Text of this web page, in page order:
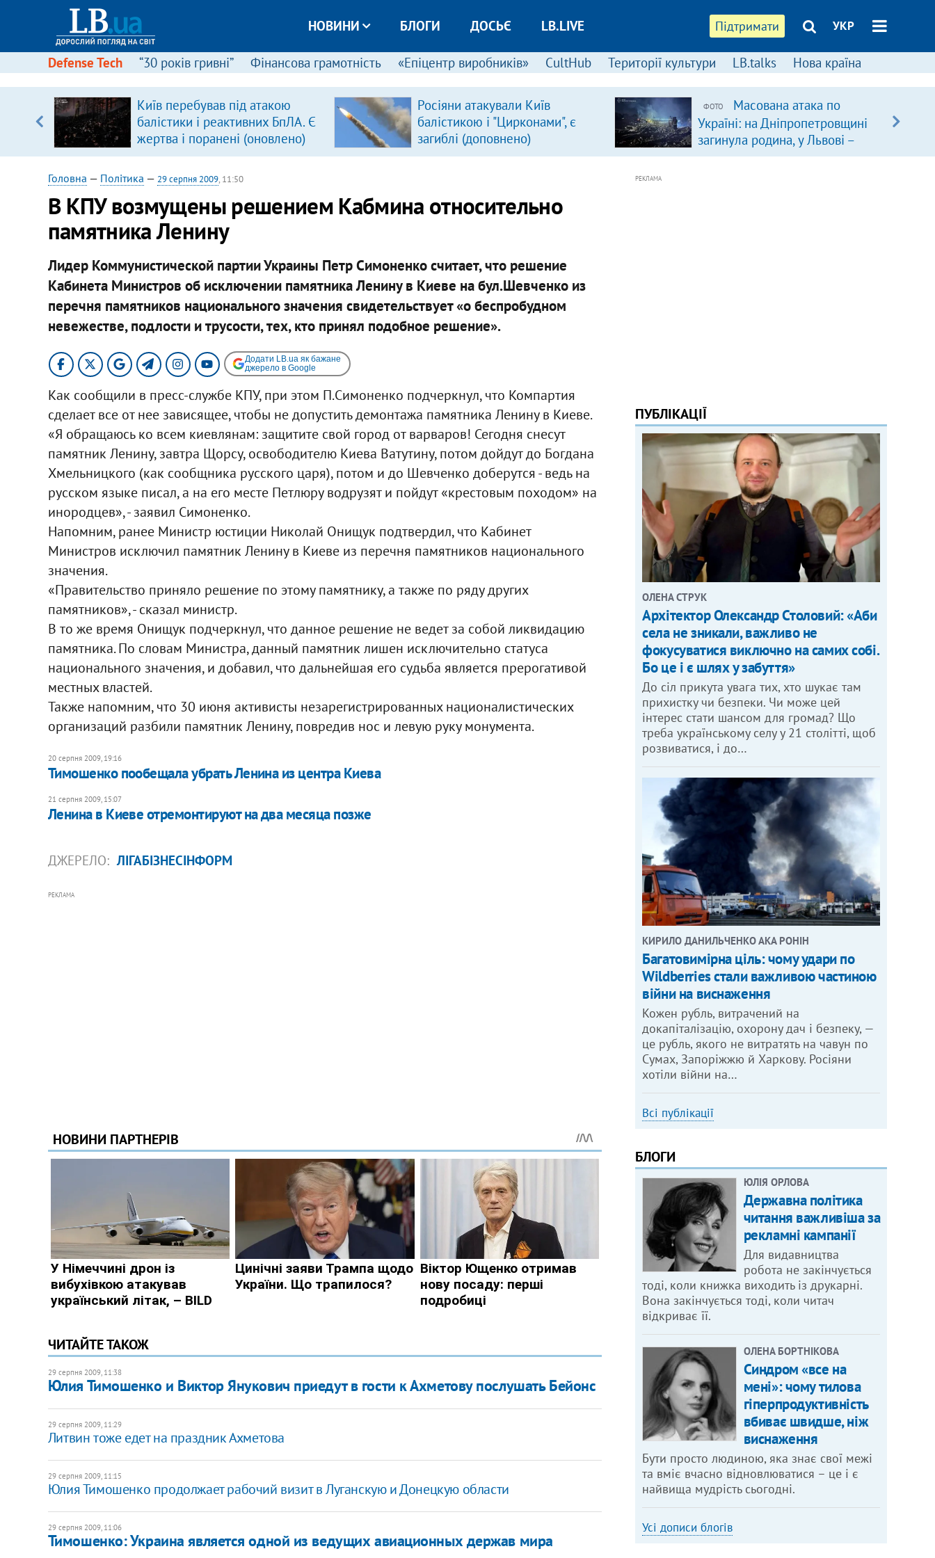
Підтримати УКР
НОВИНИ БЛОГИ ДОСЬЄ LB.LIVE
Defense Tech “30 років гривні” Фінансова грамотність «Епіцентр виробників» CultHub Території культури LB.talks Нова країна
Київ перебував під атакою
балістики і реактивних БпЛА. Є
жертва і поранені (оновлено)
Росіяни атакували Київ
балістикою і "Цирконами", є
загиблі (доповнено)
ФОТО
Масована атака по
Україні: на Дніпропетровщині
загинула родина, у Львові –
удар по багатоповерхівках
Головна — Політика — 29 серпня 2009, 11:50
В КПУ возмущены решением Кабмина относительно
памятника Ленину
Лидер Коммунистической партии Украины Петр Симоненко считает, что решение
Кабинета Министров об исключении памятника Ленину в Киеве на бул.Шевченко из
перечня памятников национального значения свидетельствует «о беспробудном
невежестве, подлости и трусости, тех, кто принял подобное решение».
Додати LB.ua як бажане
джерело в Google
Как сообщили в пресс-службе КПУ, при этом П.Симоненко подчеркнул, что Компартия
сделает все от нее зависящее, чтобы не допустить демонтажа памятника Ленину в Киеве.
«Я обращаюсь ко всем киевлянам: защитите свой город от варваров! Сегодня снесут
памятник Ленину, завтра Щорсу, освободителю Киева Ватутину, потом дойдут до Богдана
Хмельницкого (как сообщника русского царя), потом и до Шевченко доберутся - ведь на
русском языке писал, а на его месте Петлюру водрузят и пойдут «крестовым походом» на
инородцев», - заявил Симоненко.
Напомним, ранее Министр юстиции Николай Онищук подтвердил, что Кабинет
Министров исключил памятник Ленину в Киеве из перечня памятников национального
значения.
«Правительство приняло решение по этому памятнику, а также по ряду других
памятников», - сказал министр.
В то же время Онищук подчеркнул, что данное решение не ведет за собой ликвидацию
памятника. По словам Министра, данный памятник лишен исключительно статуса
национального значения, и добавил, что дальнейшая его судьба является прерогативой
местных властей.
Также напомним, что 30 июня активисты незарегистрированных националистических
организаций разбили памятник Ленину, повредив нос и левую руку монумента.
20 серпня 2009, 19:16
Тимошенко пообещала убрать Ленина из центра Киева
21 серпня 2009, 15:07
Ленина в Киеве отремонтируют на два месяца позже
ДЖЕРЕЛО: ЛІГАБІЗНЕСІНФОРМ
РЕКЛАМА
ЧИТАЙТЕ ТАКОЖ
29 серпня 2009, 11:38
Юлия Тимошенко и Виктор Янукович приедут в гости к Ахметову послушать Бейонс
29 серпня 2009, 11:29
Литвин тоже едет на праздник Ахметова
29 серпня 2009, 11:15
Юлия Тимошенко продолжает рабочий визит в Луганскую и Донецкую области
29 серпня 2009, 11:06
Тимошенко: Украина является одной из ведущих авиационных держав мира
РЕКЛАМА
ПУБЛІКАЦІЇ
ОЛЕНА СТРУК
Архітектор Олександр Столовий: «Аби
села не зникали, важливо не
фокусуватися виключно на самих собі.
Бо це і є шлях у забуття»
До сіл прикута увага тих, хто шукає там
прихистку чи безпеки. Чи може цей
інтерес стати шансом для громад? Що
треба українському селу у 21 столітті, щоб
розвиватися, і до…
КИРИЛО ДАНИЛЬЧЕНКО АКА РОНІН
Багатовимірна ціль: чому удари по
Wildberries стали важливою частиною
війни на виснаження
Кожен рубль, витрачений на
докапіталізацію, охорону дач і безпеку, —
це рубль, якого не витратять на чавун по
Сумах, Запоріжжю й Харкову. Росіяни
хотіли війни на…
Всі публікації
БЛОГИ
ЮЛІЯ ОРЛОВА
Державна політика
читання важливіша за
рекламні кампанії
Для видавництва
робота не закінчується
тоді, коли книжка виходить із друкарні.
Вона закінчується тоді, коли читач
відкриває її.
ОЛЕНА БОРТНІКОВА
Синдром «все на
мені»: чому тилова
гіперпродуктивність
вбиває швидше, ніж
виснаження
Бути просто людиною, яка знає свої межі
та вміє вчасно відновлюватися – це і є
найвища мудрість сьогодні.
Усі дописи блогів